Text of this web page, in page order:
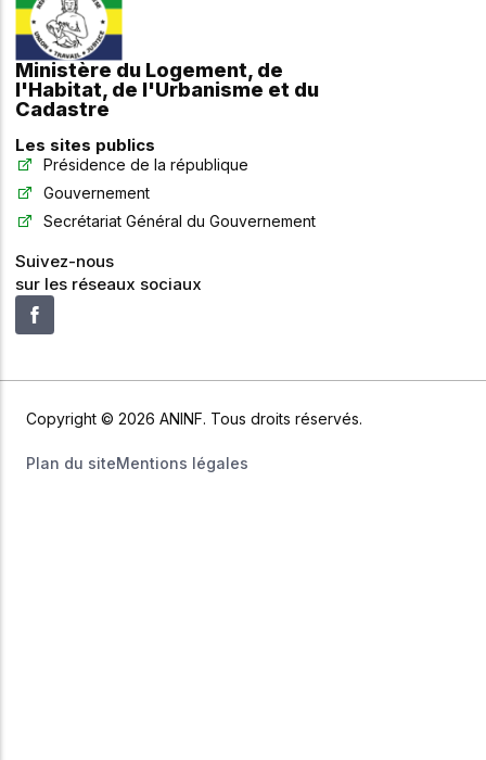
Ministère du Logement, de
l'Habitat, de l'Urbanisme et du
Cadastre
Les sites publics
Présidence de la république
Gouvernement
Secrétariat Général du Gouvernement
Suivez-nous
sur les réseaux sociaux
Copyright © 2026 ANINF. Tous droits réservés.
Plan du siteMentions légales